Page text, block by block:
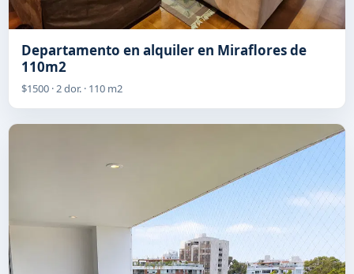
Departamento en alquiler en Miraflores de
110m2
$1500 · 2 dor. · 110 m2